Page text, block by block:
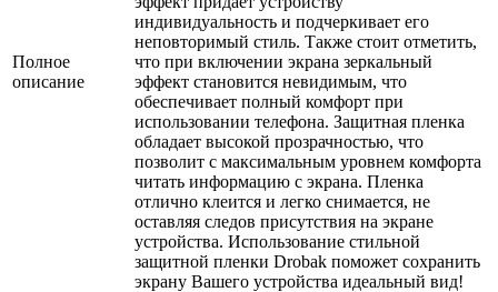
Полное
описание
индивидуальность и подчеркивает его
неповторимый стиль. Также стоит отметить,
что при включении экрана зеркальный
эффект становится невидимым, что
обеспечивает полный комфорт при
использовании телефона. Защитная пленка
обладает высокой прозрачностью, что
позволит с максимальным уровнем комфорта
читать информацию с экрана. Пленка
отлично клеится и легко снимается, не
оставляя следов присутствия на экране
устройства. Использование стильной
защитной пленки Drobak поможет сохранить
экрану Вашего устройства идеальный вид!